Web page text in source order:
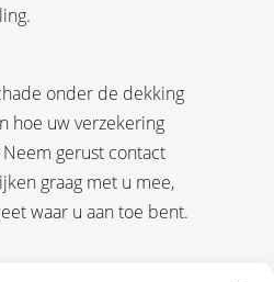
onder de dekking
hoe uw verzekering
gerust contact
graag met u mee,
waar u aan toe bent.